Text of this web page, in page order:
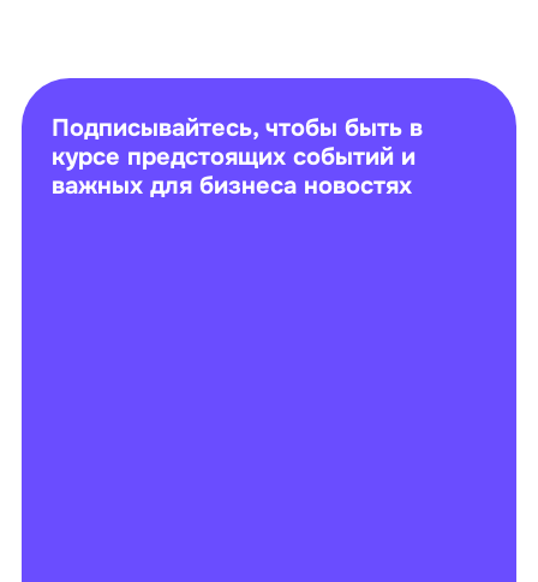
Подписывайтесь, чтобы быть в
курсе предстоящих событий и
важных для бизнеса новостях